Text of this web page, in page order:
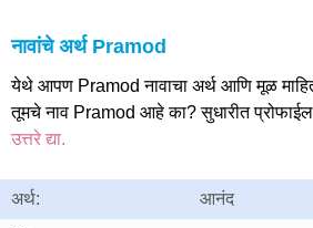
नावांचे अर्थ Pramod
येथे आपण Pramod नावाचा अर्थ आणि मूळ
तूमचे नाव Pramod आहे का? सुधारीत
उत्तरे द्या.
अर्थ: आनंद